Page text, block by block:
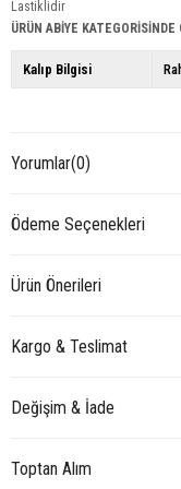
Lastiklidir
ÜRÜN ABİYE
Kalıp Bilgisi
Yorumlar(0)
Ödeme Seçenekleri
Ürün Önerileri
Kargo & Teslimat
Değişim & İade
Toptan Alım